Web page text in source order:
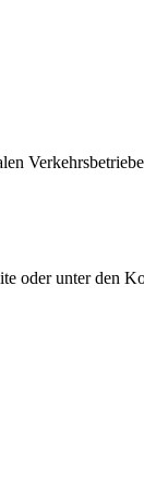
oder unter den